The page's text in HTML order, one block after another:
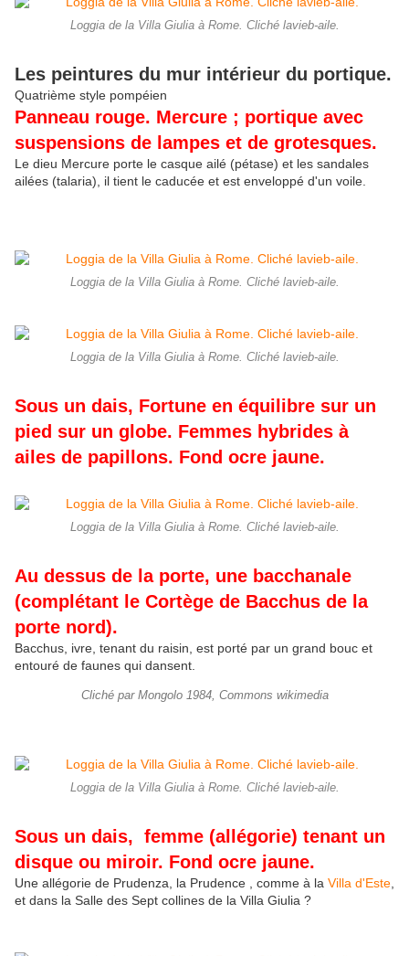
Loggia de la Villa Giulia à Rome. Cliché lavieb-aile.
Les peintures du mur intérieur du portique.
Quatrième style pompéien
Panneau rouge. Mercure ; portique avec
suspensions de lampes et de grotesques.
Le dieu Mercure porte le casque ailé (pétase) et les sandales
ailées (talaria), il tient le caducée et est enveloppé d'un voile.
Loggia de la Villa Giulia à Rome. Cliché lavieb-aile.
Loggia de la Villa Giulia à Rome. Cliché lavieb-aile.
Sous un dais, Fortune en équilibre sur un
pied sur un globe. Femmes hybrides à
ailes de papillons. Fond ocre jaune.
Loggia de la Villa Giulia à Rome. Cliché lavieb-aile.
Au dessus de la porte, une bacchanale
(complétant le Cortège de Bacchus de la
porte nord).
Bacchus, ivre, tenant du raisin, est porté par un grand bouc et
entouré de faunes qui dansent.
Cliché par Mongolo 1984, Commons wikimedia
Loggia de la Villa Giulia à Rome. Cliché lavieb-aile.
Sous un dais, femme (allégorie) tenant un
disque ou miroir. Fond ocre jaune.
Une allégorie de Prudenza, la Prudence , comme à la Villa d'Este
et dans la Salle des Sept collines de la Villa Giulia ?